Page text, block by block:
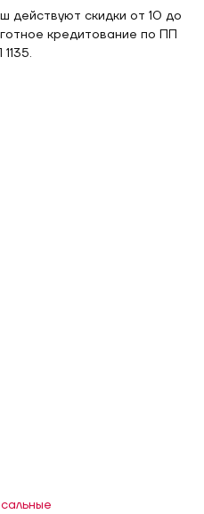
действуют скидки от 10 до
кредитование по ПП